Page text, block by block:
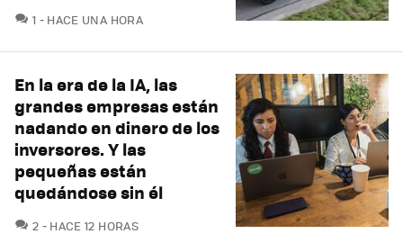
1 COMENTARIOS
HACE UNA HORA
En la era de la IA, las
grandes empresas están
nadando en dinero de los
inversores. Y las
pequeñas están
quedándose sin él
2 COMENTARIOS
HACE 12 HORAS